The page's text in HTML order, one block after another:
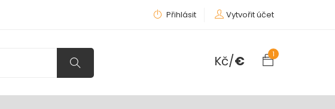
Přihlásit Vytvořit účet
Kč/€ 1